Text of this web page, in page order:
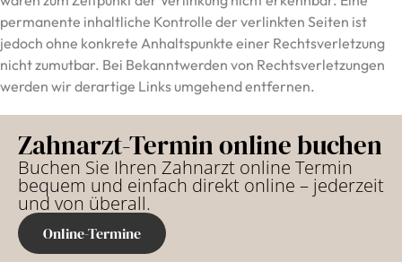
permanente inhaltliche Kontrolle der verlinkten Seiten ist
jedoch ohne konkrete Anhaltspunkte einer Rechtsverletzung
nicht zumutbar. Bei Bekanntwerden von Rechtsverletzungen
werden wir derartige Links umgehend entfernen.
Zahnarzt-Termin online buchen
Buchen Sie Ihren Zahnarzt online Termin
bequem und einfach direkt online – jederzeit
und von überall.
Online-Termine